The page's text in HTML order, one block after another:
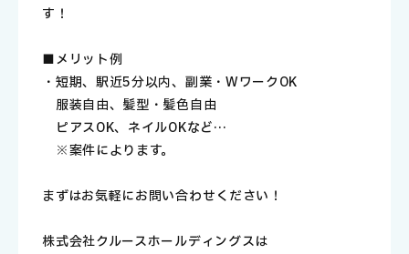
す！
■メリット例
・短期、駅近5分以内、副業・WワークOK
服装自由、髪型・髪色自由
ピアスOK、ネイルOKなど…
※案件によります。
まずはお気軽にお問い合わせください！
株式会社クルースホールディングスは